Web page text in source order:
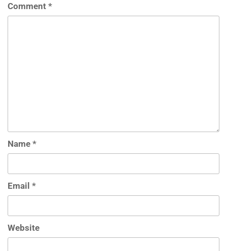
Comment *
Name *
Email *
Website